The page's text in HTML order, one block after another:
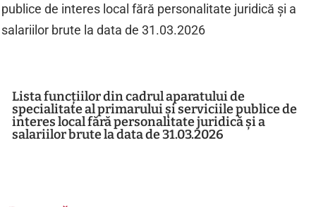
publice de interes local fără personalitate juridică și a
salariilor brute la data de 31.03.2026
Lista funcțiilor din cadrul aparatului de
specialitate al primarului și serviciile publice de
interes local fără personalitate juridică și a
salariilor brute la data de 31.03.2026